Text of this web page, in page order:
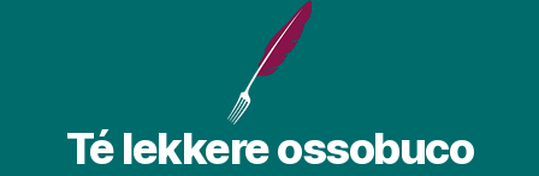
Té lekkere ossobuco